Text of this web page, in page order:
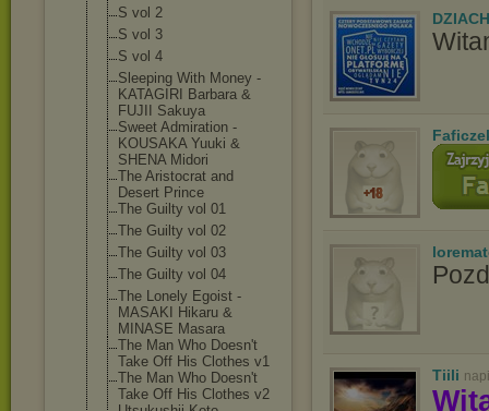
S vol 2
S vol 3
S vol 4
Sleeping With Money -
KATAGIRI Barbara &
FUJII Sakuya
Sweet Admiration -
KOUSAKA Yuuki &
SHENA Midori
The Aristocrat and
Desert Prince
The Guilty vol 01
The Guilty vol 02
The Guilty vol 03
The Guilty vol 04
The Lonely Egoist -
MASAKI Hikaru &
MINASE Masara
The Man Who Doesn't
Take Off His Clothes v1
The Man Who Doesn't
Take Off His Clothes v2
Tiili